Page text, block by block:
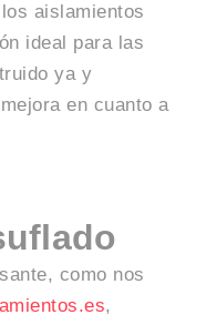
aislamientos
ideal para las
ya y
en cuanto a
como nos
,